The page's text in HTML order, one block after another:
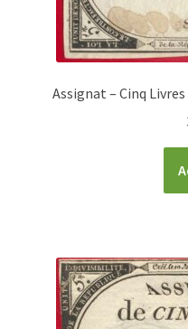
Assignat – Cinq